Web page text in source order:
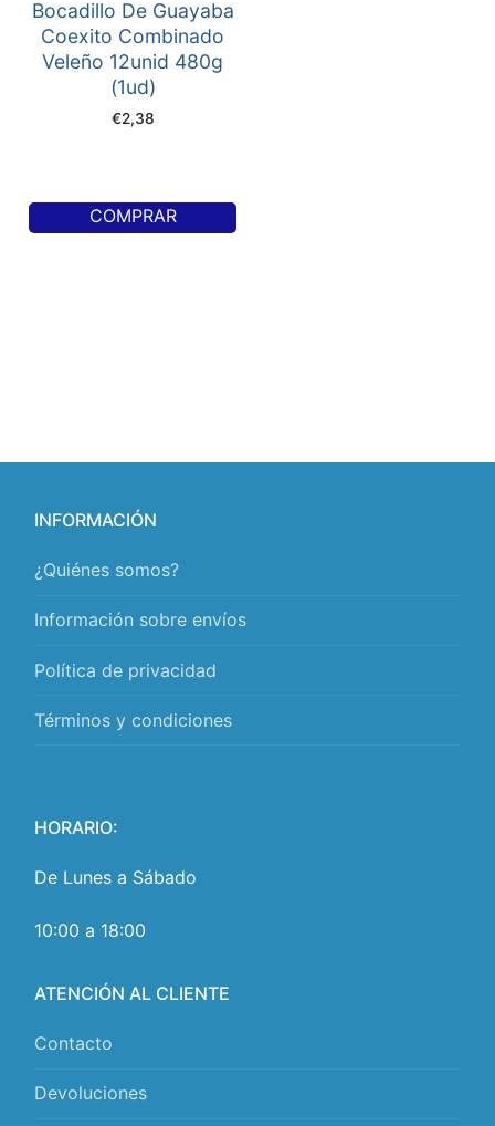
Bocadillo De Guayaba
Coexito Combinado
Veleño 12unid 480g
(1ud)
€2,38
COMPRAR
INFORMACIÓN
¿Quiénes somos?
Información sobre envíos
Política de privacidad
Términos y condiciones
HORARIO:
De Lunes a Sábado
10:00 a 18:00
ATENCIÓN AL CLIENTE
Contacto
Devoluciones